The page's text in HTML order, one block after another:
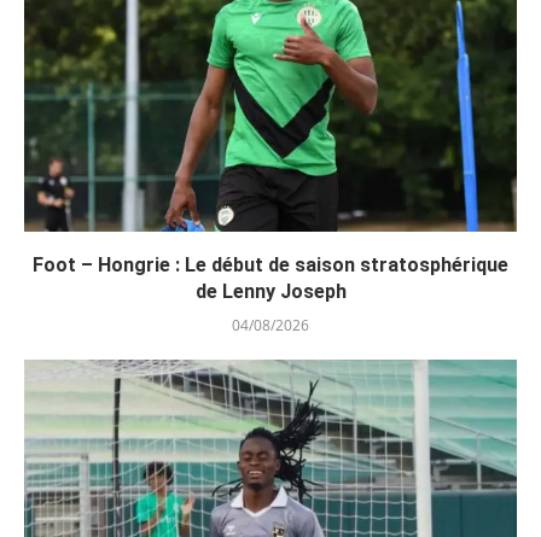
Foot – Hongrie : Le début de saison stratosphérique
de Lenny Joseph
04/08/2026